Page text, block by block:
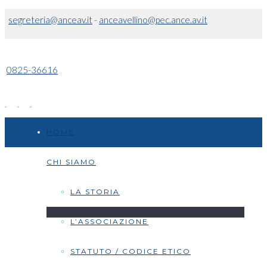
segreteria@anceav.it- anceavellino@pec.ance.av.it
0825-36616
CHI SIAMO
LA STORIA
L’ASSOCIAZIONE
STATUTO / CODICE ETICO